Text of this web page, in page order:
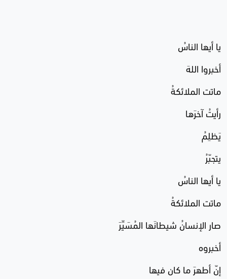
يا أيها الناسُ
أخبروا اللهَ
ماتت الملائكةُ
رأيتُ آخرَها
يَظلِمُ
يتجبّرُ
يا أيها الناسُ
ماتت الملائكةُ
صار الإنسانُ شيطانَها المُسَيِّرَ
أخبروه
إنّ أطهرَ ما كان فيها